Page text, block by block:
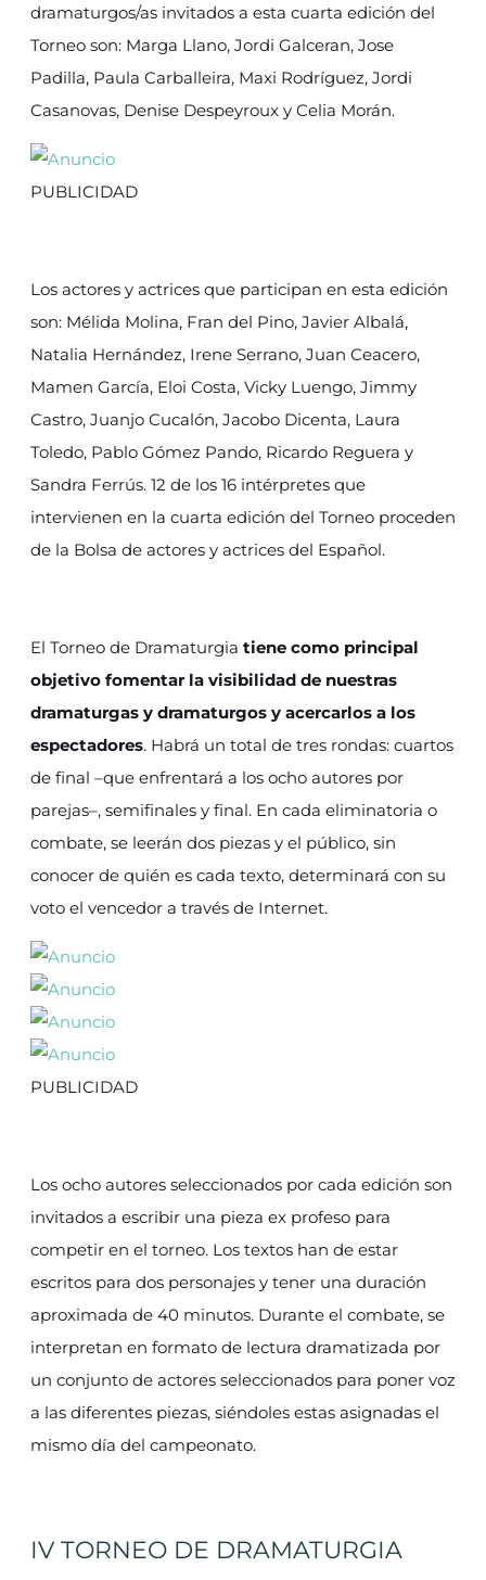
dramaturgos/as invitados a esta cuarta edición del
Torneo son: Marga Llano, Jordi Galceran, Jose
Padilla, Paula Carballeira, Maxi Rodríguez, Jordi
Casanovas, Denise Despeyroux y Celia Morán.
PUBLICIDAD
Los actores y actrices que participan en esta edición
son: Mélida Molina, Fran del Pino, Javier Albalá,
Natalia Hernández, Irene Serrano, Juan Ceacero,
Mamen García, Eloi Costa, Vicky Luengo, Jimmy
Castro, Juanjo Cucalón, Jacobo Dicenta, Laura
Toledo, Pablo Gómez Pando, Ricardo Reguera y
Sandra Ferrús. 12 de los 16 intérpretes que
intervienen en la cuarta edición del Torneo proceden
de la Bolsa de actores y actrices del Español.
El Torneo de Dramaturgia tiene como principal
objetivo fomentar la visibilidad de nuestras
dramaturgas y dramaturgos y acercarlos a los
espectadores. Habrá un total de tres rondas: cuartos
de final –que enfrentará a los ocho autores por
parejas–, semifinales y final. En cada eliminatoria o
combate, se leerán dos piezas y el público, sin
conocer de quién es cada texto, determinará con su
voto el vencedor a través de Internet.
PUBLICIDAD
Los ocho autores seleccionados por cada edición son
invitados a escribir una pieza ex profeso para
competir en el torneo. Los textos han de estar
escritos para dos personajes y tener una duración
aproximada de 40 minutos. Durante el combate, se
interpretan en formato de lectura dramatizada por
un conjunto de actores seleccionados para poner voz
a las diferentes piezas, siéndoles estas asignadas el
mismo día del campeonato.
IV TORNEO DE DRAMATURGIA